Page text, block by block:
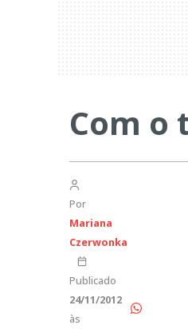
Com o
Por
Mariana
Czerwonka
Publicado
24/11/2012
às